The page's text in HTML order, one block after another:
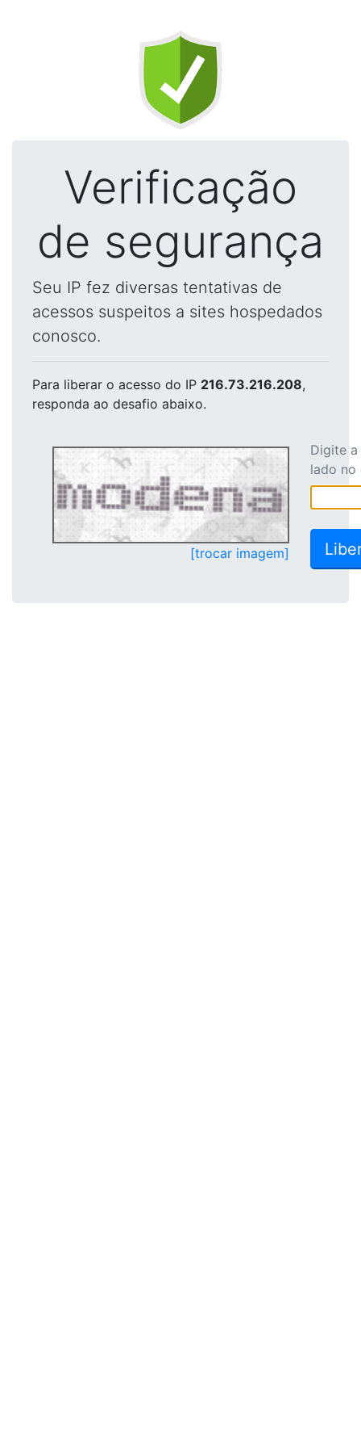
Verificação
de segurança
Seu IP fez diversas tentativas de
acessos suspeitos a sites hospedados
conosco.
Para liberar o acesso do IP 216.73.216.208,
responda ao desafio abaixo.
[trocar imagem]
Digite
lado no